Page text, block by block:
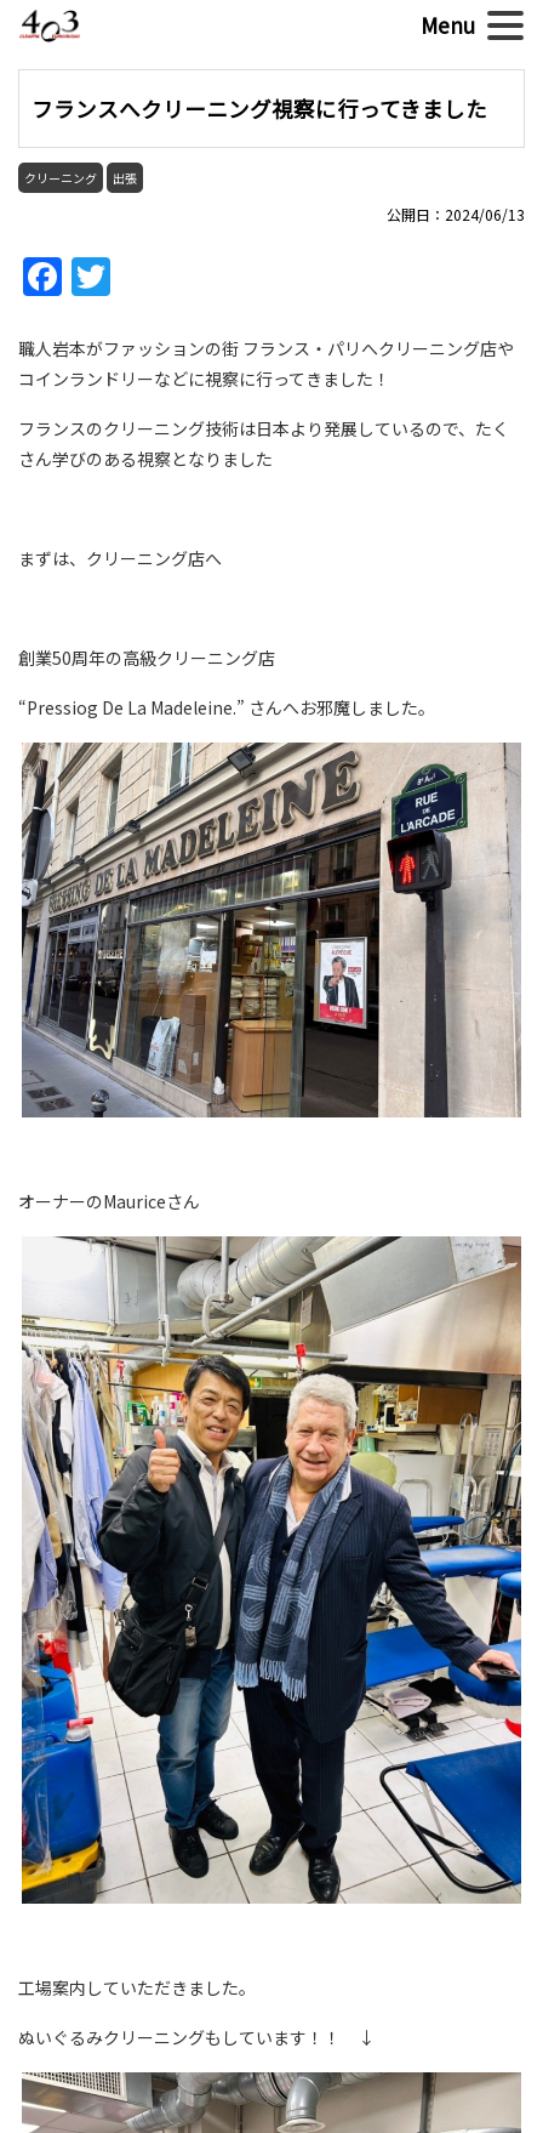
フランスへクリーニング視察に行ってきました
クリーニング 出張
公開日：2024/06/13
Facebook
職人岩本がファッションの街 フランス・パリへクリーニング店や
コインランドリーなどに視察に行ってきました！
フランスのクリーニング技術は日本より発展しているので、たく
さん学びのある視察となりました
まずは、クリーニング店へ
創業50周年の高級クリーニング店
“Pressiog De La Madeleine.” さんへお邪魔しました。
オーナーのMauriceさん
工場案内していただきました。
ぬいぐるみクリーニングもしています！！ ↓